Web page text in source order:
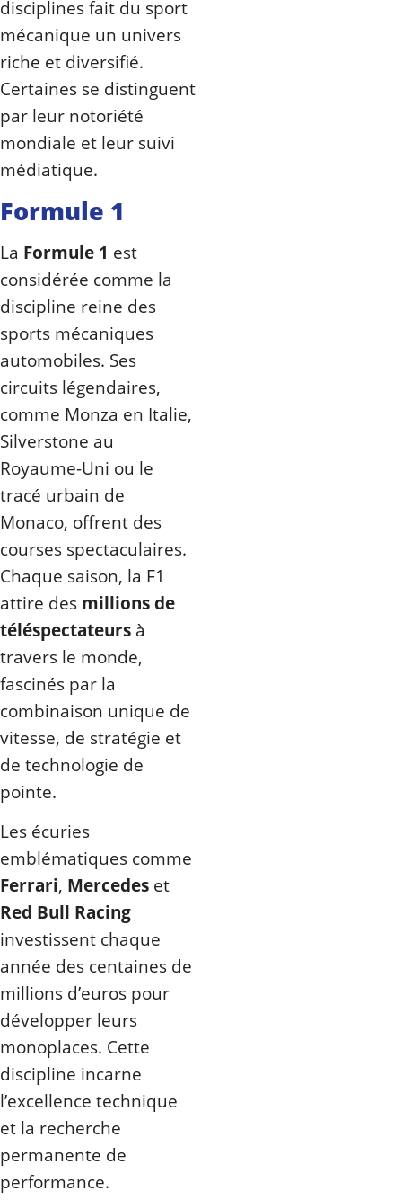
disciplines fait du sport
mécanique un univers
riche et diversifié.
Certaines se distinguent
par leur notoriété
mondiale et leur suivi
médiatique.
Formule 1
La Formule 1 est
considérée comme la
discipline reine des
sports mécaniques
automobiles. Ses
circuits légendaires,
comme Monza en Italie,
Silverstone au
Royaume-Uni ou le
tracé urbain de
Monaco, offrent des
courses spectaculaires.
Chaque saison, la F1
attire des millions de
téléspectateurs à
travers le monde,
fascinés par la
combinaison unique de
vitesse, de stratégie et
de technologie de
pointe.
Les écuries
emblématiques comme
Ferrari, Mercedes et
Red Bull Racing
investissent chaque
année des centaines de
millions d’euros pour
développer leurs
monoplaces. Cette
discipline incarne
l’excellence technique
et la recherche
permanente de
performance.